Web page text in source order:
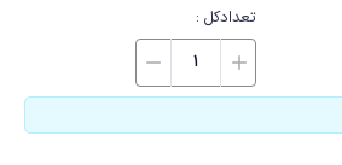
تعدادکل :